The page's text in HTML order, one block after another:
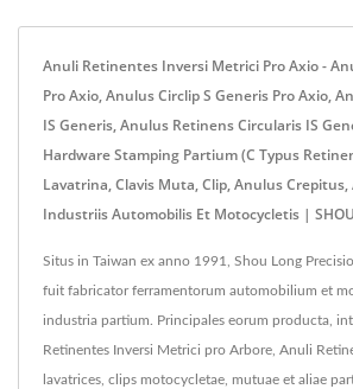
Anuli Retinentes Inversi Metrici Pro Axio -
Pro Axio, Anulus Circlip S Generis Pro Axio,
IS Generis, Anulus Retinens Circularis IS
Hardware Stamping Partium (C Typus
Lavatrina, Clavis Muta, Clip, Anulus Crepitus,
Industriis Automobilis Et Motocycletis |
Situs in Taiwan ex anno 1991, Shou Long
fuit fabricator ferramentorum automobilium et
industria partium. Principales eorum producta,
Retinentes Inversi Metrici pro Arbore, Anuli
lavatrices, clips motocycletae, mutuae et aliae